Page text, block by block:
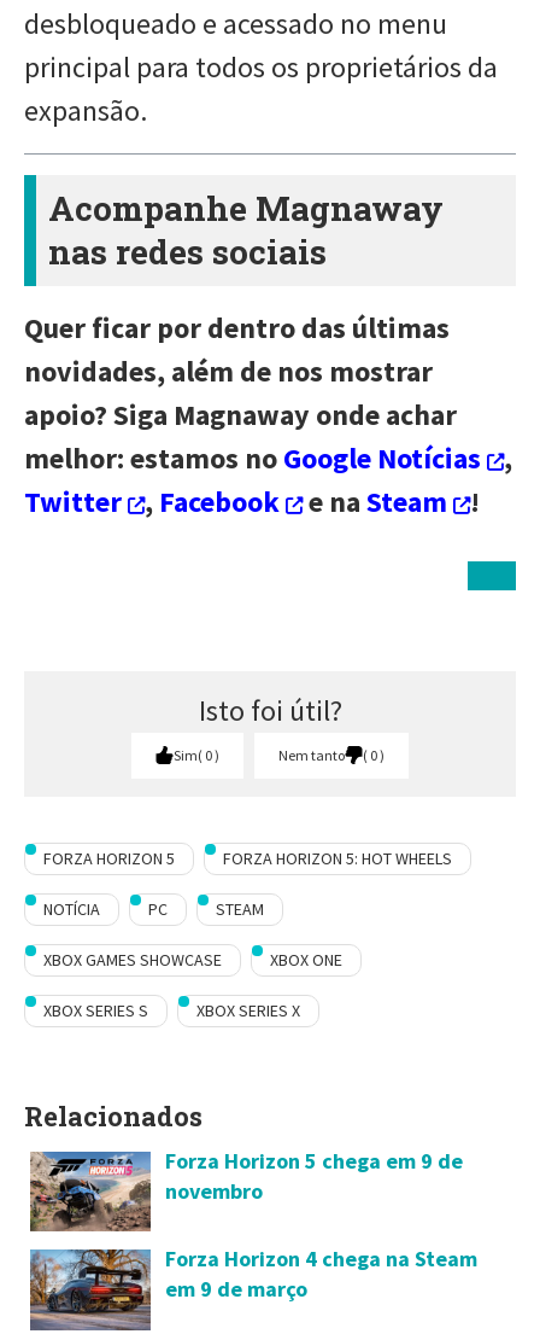
desbloqueado e acessado no menu
principal para todos os proprietários da
expansão.
Acompanhe Magnaway
nas redes sociais
Quer ficar por dentro das últimas
novidades, além de nos mostrar
apoio? Siga Magnaway onde achar
melhor: estamos noGoogle Notícias
,
Twitter
, Facebook e naSteam !
Isto foi útil?
Sim 0 Nem tanto 0
FORZA HORIZON 5 FORZA HORIZON 5: HOT WHEELS
NOTÍCIA PC STEAM
XBOX GAMES SHOWCASE XBOX ONE
XBOX SERIES S XBOX SERIES X
Relacionados
Forza Horizon 5 chega em 9 de
novembro
Forza Horizon 4 chega na Steam
em 9 de março